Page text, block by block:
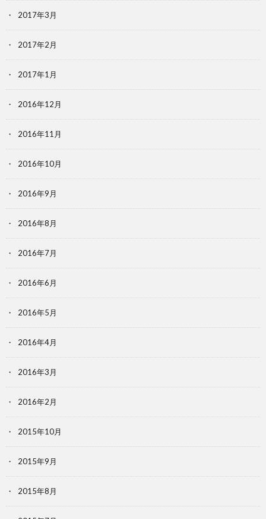
2017年3月
2017年2月
2017年1月
2016年12月
2016年11月
2016年10月
2016年9月
2016年8月
2016年7月
2016年6月
2016年5月
2016年4月
2016年3月
2016年2月
2015年10月
2015年9月
2015年8月